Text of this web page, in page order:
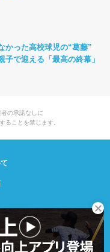
かった高校球児の“葛藤”
で迎える「最高の終幕」
の承諾なしに
ることを禁じます。